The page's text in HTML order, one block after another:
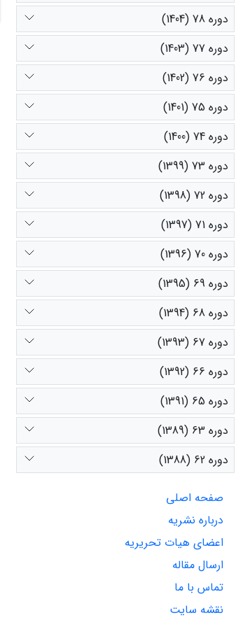
دوره 78 (1404)
دوره 77 (1403)
دوره 76 (1402)
دوره 75 (1401)
دوره 74 (1400)
دوره 73 (1399)
دوره 72 (1398)
دوره 71 (1397)
دوره 70 (1396)
دوره 69 (1395)
دوره 68 (1394)
دوره 67 (1393)
دوره 66 (1392)
دوره 65 (1391)
دوره 63 (1389)
دوره 62 (1388)
صفحه اصلی
درباره نشریه
اعضای هیات تحریریه
ارسال مقاله
تماس با ما
نقشه سایت